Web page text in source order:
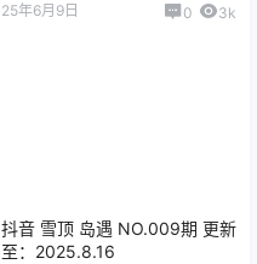
25年6月9日 0 3k
抖音 雪顶 岛遇 NO.009期 更新
至：2025.8.16